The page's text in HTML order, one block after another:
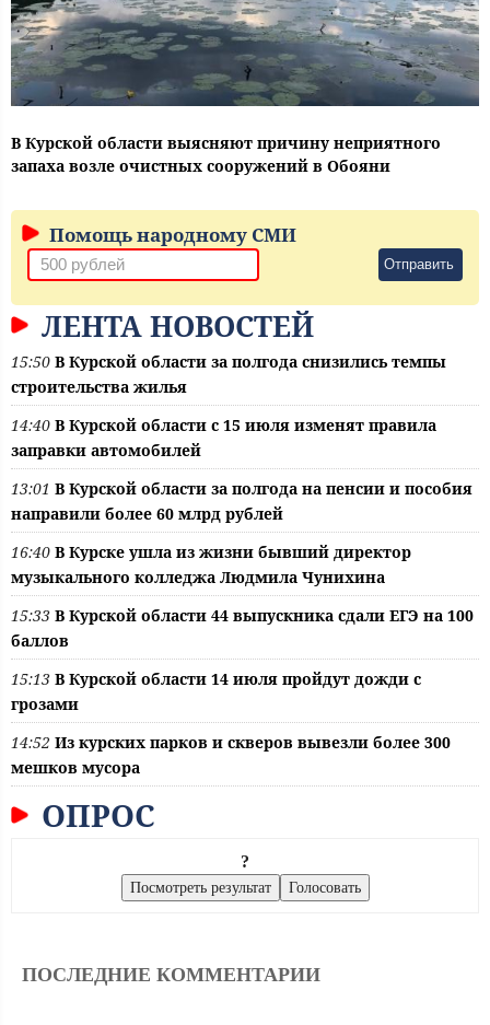
В Курской области выясняют причину неприятного
запаха возле очистных сооружений в Обояни
Помощь народному СМИ
Отправить
ЛЕНТА НОВОСТЕЙ
15:50 В Курской области за полгода снизились темпы
строительства жилья
14:40 В Курской области с 15 июля изменят правила
заправки автомобилей
13:01 В Курской области за полгода на пенсии и пособия
направили более 60 млрд рублей
16:40 В Курске ушла из жизни бывший директор
музыкального колледжа Людмила Чунихина
15:33 В Курской области 44 выпускника сдали ЕГЭ на 100
баллов
15:13 В Курской области 14 июля пройдут дожди с
грозами
14:52 Из курских парков и скверов вывезли более 300
мешков мусора
ОПРОС
?
ПОСЛЕДНИЕ КОММЕНТАРИИ